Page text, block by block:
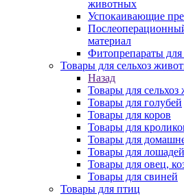
животных
Успокаивающие
материал
Фитопрепараты
Товары для сельхоз
Назад
Товары для
Товары для голубей
Товары для коров
Товары для
Товары для
Товары для лошадей
Товары для овец,
Товары для свиней
Товары для птиц